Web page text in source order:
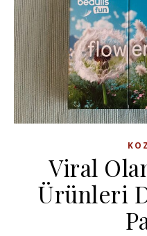
Viral
Ürünleri